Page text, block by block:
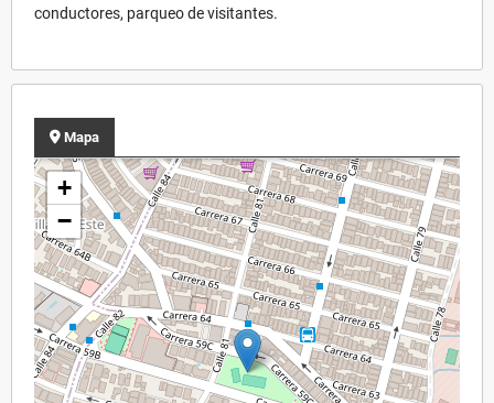
conductores, parqueo de visitantes.
Mapa
+
−